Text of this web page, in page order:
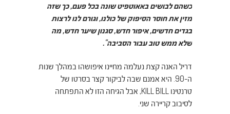
כשהם לבושים באאוטפיט שונה בכל פעם, כך שזה
מזין את חוסר הסיפוק של כולנו, וגורם לנו לרצות
בגדים חדשים, איפור חדש, סגנון שיער חדש, מה
שלא ממש טוב עבור הסביבה".
דריל האנה קצת נעלמה מחיינו איפושהו במהלך שנות
ה-90. היא אמנם שבה לביקור קצר בסרטו של
טרנטינו KILL BILL, אבל הגיחה הזו לא התפתחה
לסיבוב קריירה שני.